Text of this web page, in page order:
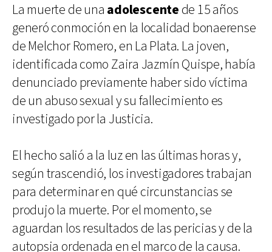
La muerte de una adolescente de 15 años
generó conmoción en la localidad bonaerense
de Melchor Romero, en La Plata. La joven,
identificada como Zaira Jazmín Quispe, había
denunciado previamente haber sido víctima
de un abuso sexual y su fallecimiento es
investigado por la Justicia.
El hecho salió a la luz en las últimas horas y,
según trascendió, los investigadores trabajan
para determinar en qué circunstancias se
produjo la muerte. Por el momento, se
aguardan los resultados de las pericias y de la
autopsia ordenada en el marco de la causa.